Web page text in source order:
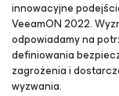
innowacyjne
VeeamON 2022.
odpowiadamy na
definiowania
zagrożenia i
wyzwania.